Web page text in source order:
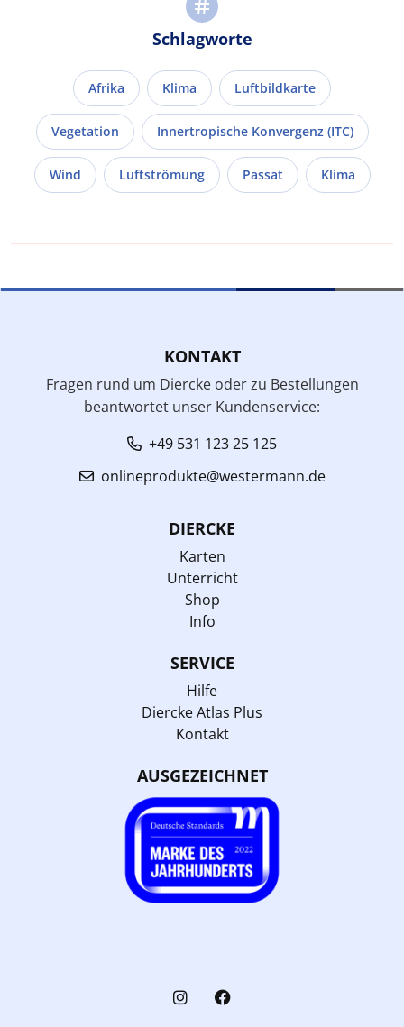
Schlagworte
Afrika Klima Luftbildkarte
Vegetation Innertropische Konvergenz (ITC)
Wind Luftströmung Passat Klima
KONTAKT
Fragen rund um Diercke oder zu Bestellungen
beantwortet unser Kundenservice:
+49 531 123 25 125
onlineprodukte@westermann.de
DIERCKE
Karten
Unterricht
Shop
Info
SERVICE
Hilfe
Diercke Atlas Plus
Kontakt
AUSGEZEICHNET